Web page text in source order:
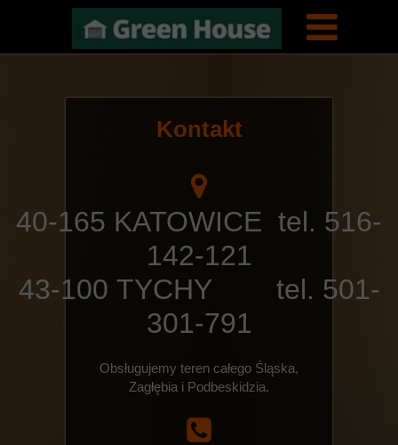
Kontakt
40-165 KATOWICE tel. 516-
142-121
43-100 TYCHY tel. 501-
301-791
Obsługujemy teren całego Śląska,
Zagłębia i Podbeskidzia.